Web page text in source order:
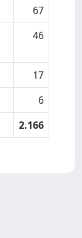
67
46
17
6
2.166